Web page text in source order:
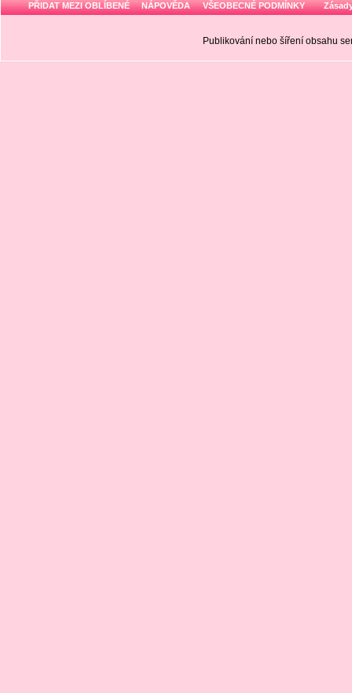
PŘIDAT MEZI OBLÍBENÉ NÁPOVĚDA VŠEOBECNÉ PODMÍNKY
Publikování nebo šíření obsahu